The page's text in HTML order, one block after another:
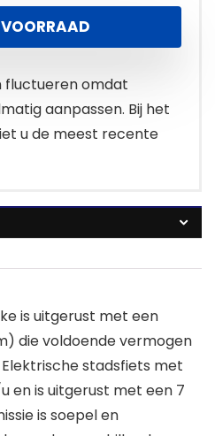
fluctueren omdat
aanpassen. Bij het
u de meest recente
is uitgerust met een
die voldoende vermogen
stadsfiets met
en is uitgerust met een 7
is soepel en